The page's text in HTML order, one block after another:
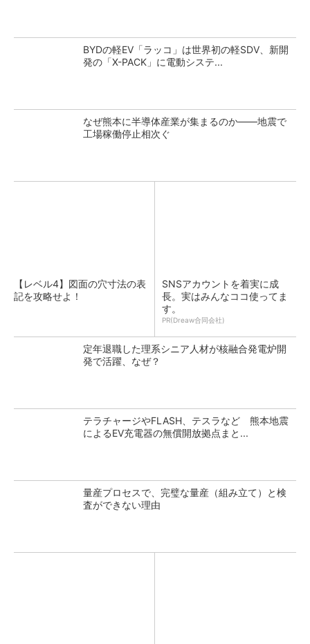
BYDの軽EV「ラッコ」は世界初の軽SDV、新開
発の「X-PACK」に電動システ...
なぜ熊本に半導体産業が集まるのか――地震で
工場稼働停止相次ぐ
【レベル4】図面の穴寸法の表
記を攻略せよ！
SNSアカウントを着実に成
長。実はみんなココ使ってま
す。
PR(Dreaw合同会社)
定年退職した理系シニア人材が核融合発電炉開
発で活躍、なぜ？
テラチャージやFLASH、テスラなど 熊本地震
によるEV充電器の無償開放拠点まと...
量産プロセスで、完璧な量産（組み立て）と検
査ができない理由